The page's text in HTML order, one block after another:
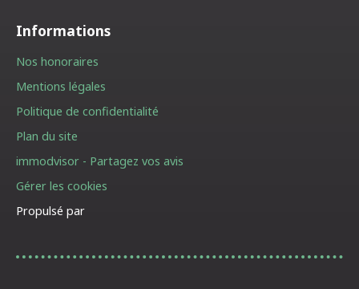
Informations
Nos honoraires
Mentions légales
Politique de confidentialité
Plan du site
immodvisor - Partagez vos avis
Gérer les cookies
Propulsé par